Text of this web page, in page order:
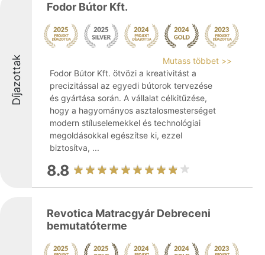
Díjazottak
Fodor Bútor Kft.
Mutass többet >>
Fodor Bútor Kft. ötvözi a kreativitást a
precizitással az egyedi bútorok tervezése
és gyártása során. A vállalat célkitűzése,
hogy a hagyományos asztalosmesterséget
modern stíluselemekkel és technológiai
megoldásokkal egészítse ki, ezzel
biztosítva, ...
8.8
Revotica Matracgyár Debreceni
bemutatóterme